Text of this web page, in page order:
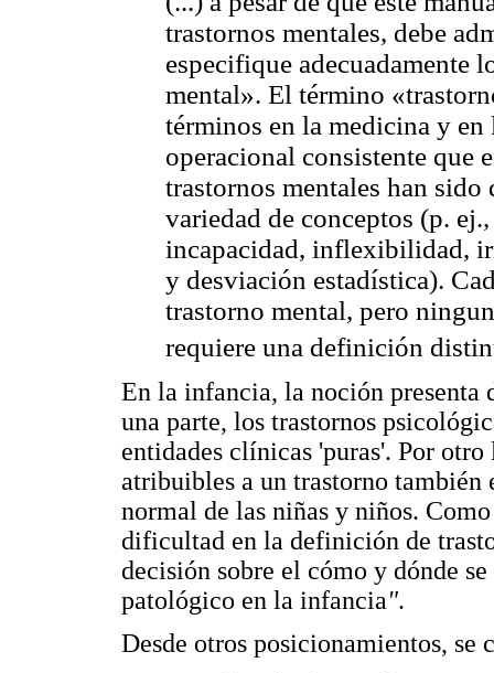
trastornos mentales, debe
especifique adecuadamente
mental». El término
términos en la medicina y
operacional consistente que
trastornos mentales han
variedad de conceptos (p.
incapacidad, inflexibilidad,
y desviación estadística).
trastorno mental, pero
requiere una definición
En la infancia, la noción presenta
una parte, los trastornos
entidades clínicas 'puras'. Por
atribuibles a un trastorno también
normal de las niñas y niños.
dificultad en la definición de
decisión sobre el cómo y dónde
patológico en la infancia".
Desde otros posicionamientos, se